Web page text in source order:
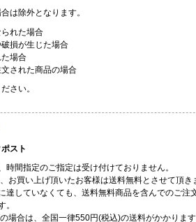
は除外となります。
れた場合
損が生じた場合
場合
された商品の場合
さい。
スト
時間指定のご指定は受け付けておりません。
お買い上げ頂いたお客様は送料無料とさせて頂き
達していなくても、送料無料商品を含んでのご注
。
場合は、全国一律550円(税込)の送料がかかりま